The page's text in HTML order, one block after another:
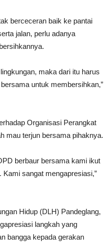
berceceran baik ke pantai
jalan, perlu adanya
maka dari itu harus
untuk membersihkan,”
Organisasi Perangkat
mau terjun bersama pihaknya.
berbaur bersama kami ikut
Kami sangat mengapresiasi,”
Hidup (DLH) Pandeglang,
langkah yang
bangga kepada gerakan